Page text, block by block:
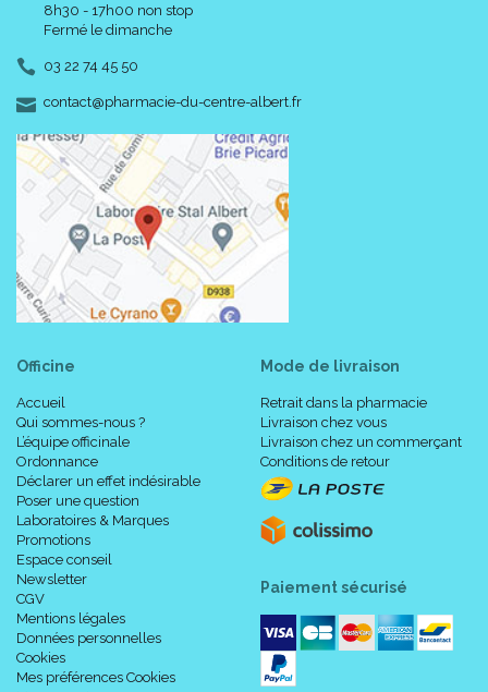
8h30 - 17h00 non stop
Fermé le dimanche
03 22 74 45 50
contact-
@-
pharmacie-du-centre-albert.fr
Officine
Accueil
Qui sommes-nous ?
L’équipe officinale
Ordonnance
Déclarer un effet indésirable
Poser une question
Laboratoires & Marques
Promotions
Espace conseil
Newsletter
CGV
Mentions légales
Données personnelles
Cookies
Mes préférences Cookies
Mode de livraison
Retrait dans la pharmacie
Livraison chez vous
Livraison chez un commerçant
Conditions de retour
Paiement sécurisé